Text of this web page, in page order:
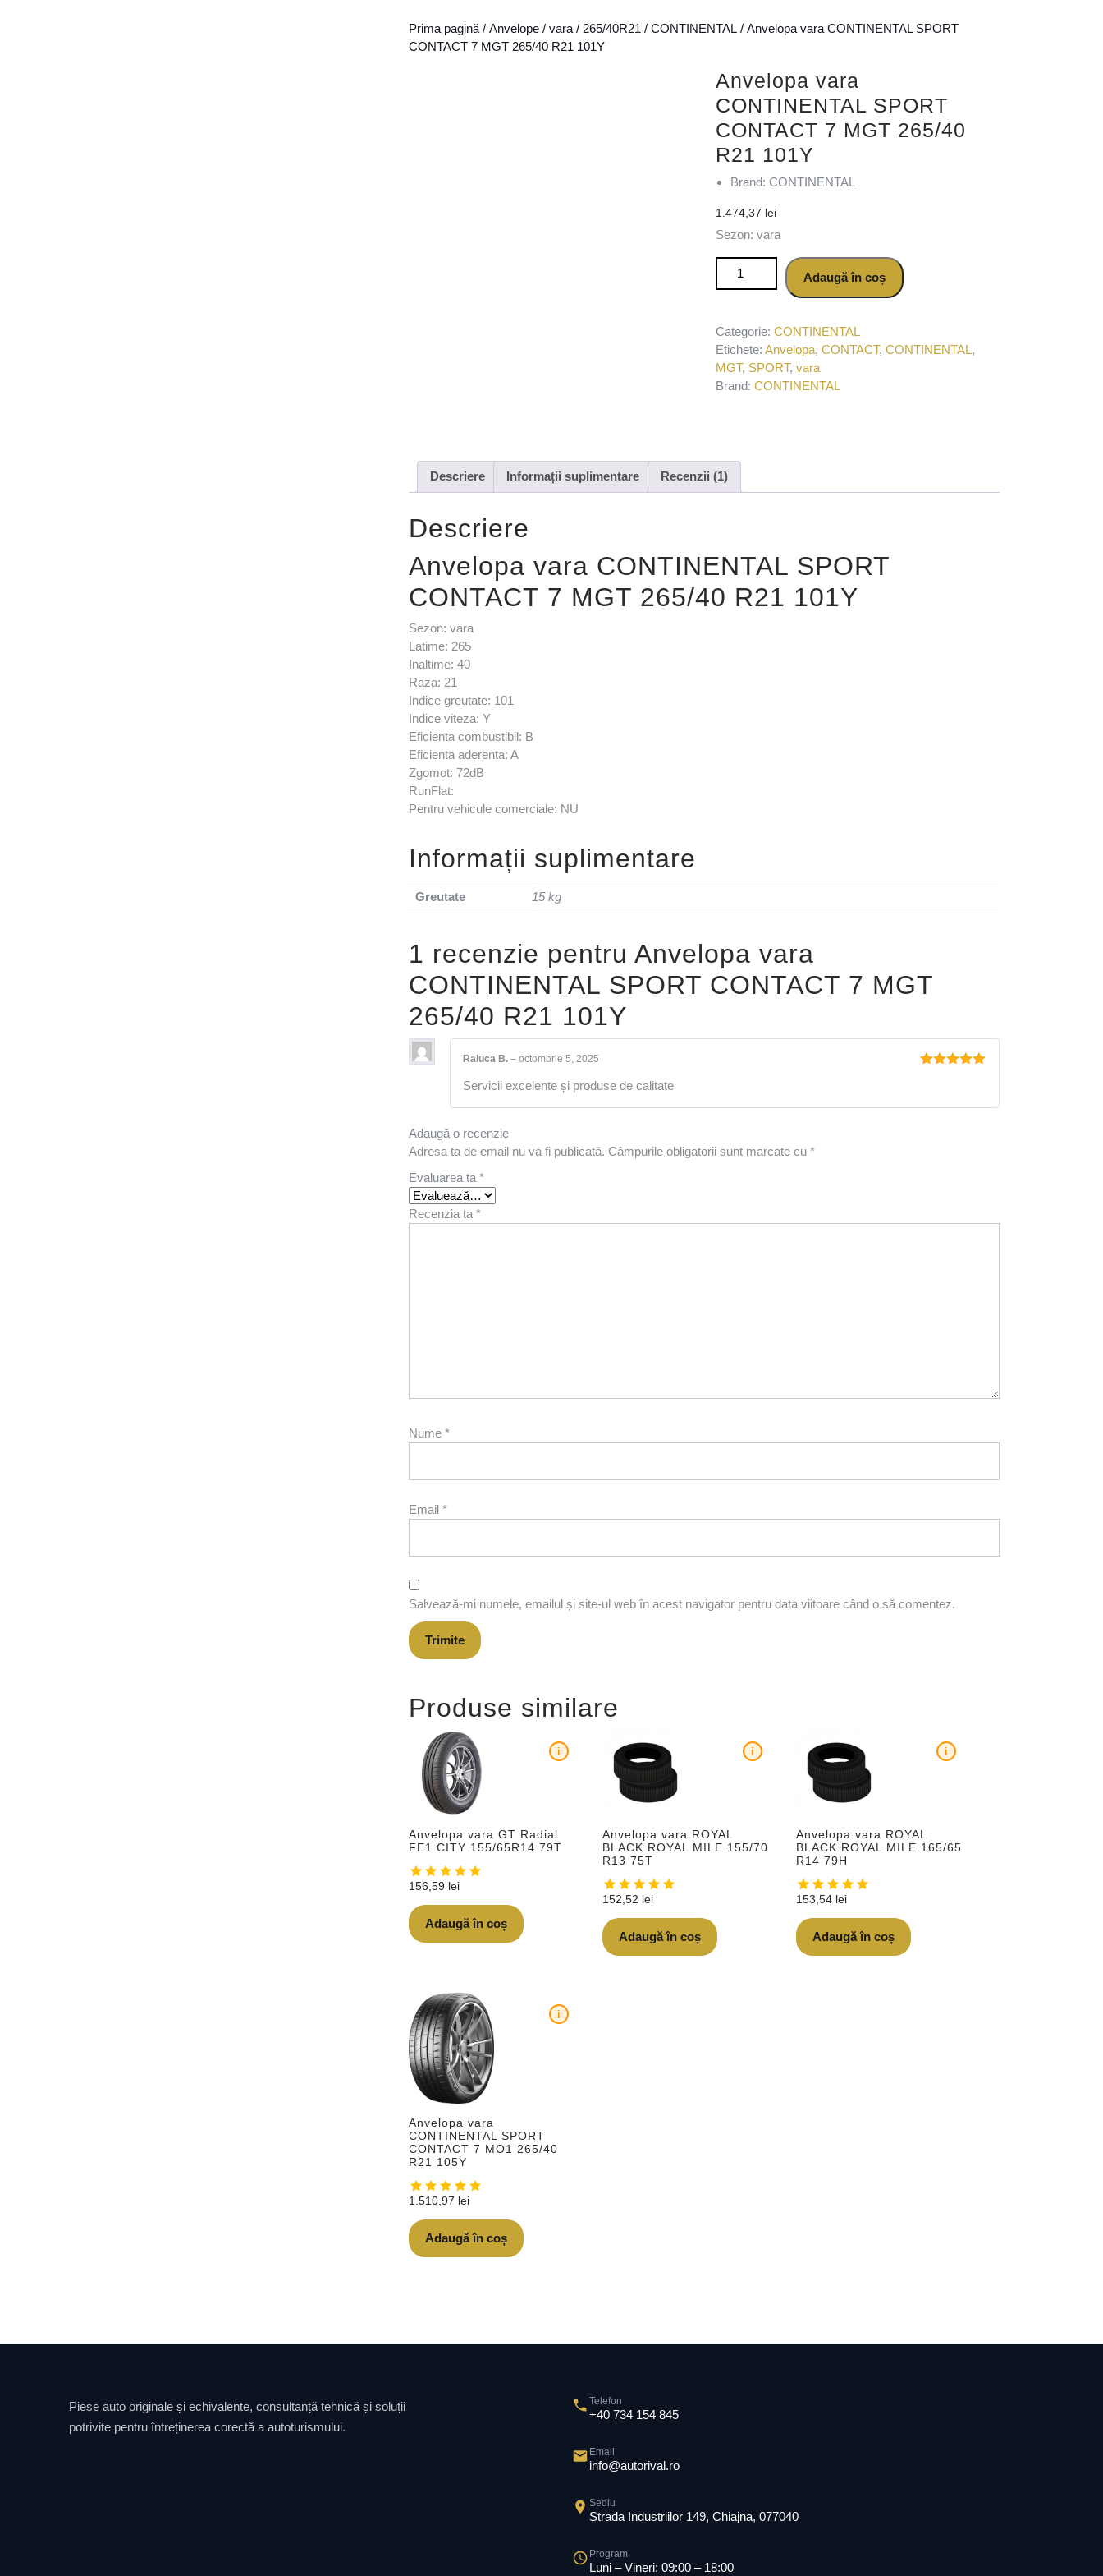
Prima pagină / Anvelope / vara / 265/40R21 / CONTINENTAL / Anvelopa vara CONTINENTAL SPORT
CONTACT 7 MGT 265/40 R21 101Y
Anvelopa vara
CONTINENTAL SPORT
CONTACT 7 MGT 265/40
R21 101Y
Brand: CONTINENTAL
1.474,37 lei
Sezon: vara
Cantitate Anvelopa vara CONTINENTAL SPORT CONTACT 7 MGT
Adaugă în coș
Categorie:CONTINENTAL
Etichete:Anvelopa,CONTACT,CONTINENTAL,
MGT, SPORT,vara
Brand:CONTINENTAL
Descriere Informații suplimentare Recenzii (1)
Descriere
Anvelopa vara CONTINENTAL SPORT
CONTACT 7 MGT 265/40 R21 101Y
Sezon: vara
Latime: 265
Inaltime: 40
Raza: 21
Indice greutate: 101
Indice viteza: Y
Eficienta combustibil: B
Eficienta aderenta: A
Zgomot: 72dB
RunFlat:
Pentru vehicule comerciale: NU
Informații suplimentare
Greutate 15 kg
1 recenzie pentru Anvelopa vara
CONTINENTAL SPORT CONTACT 7 MGT
265/40 R21 101Y
Raluca B. – octombrie 5, 2025
Servicii excelente și produse de calitate
Adaugă o recenzie
Adresa ta de email nu va fi publicată. Câmpurile obligatorii sunt marcate cu *
Evaluarea ta *
Recenzia ta *
Nume *
Email *
Salvează-mi numele, emailul și site-ul web în acest navigator pentru data viitoare când o să comentez.
Produse similare
Anvelopa vara GT Radial
FE1 CITY 155/65R14 79T
i
156,59 lei
Adaugă în coș
Anvelopa vara ROYAL
BLACK ROYAL MILE 155/70
R13 75T
i
152,52 lei
Adaugă în coș
Anvelopa vara ROYAL
BLACK ROYAL MILE 165/65
R14 79H
i
153,54 lei
Adaugă în coș
Anvelopa vara
CONTINENTAL SPORT
CONTACT 7 MO1 265/40
R21 105Y
i
1.510,97 lei
Adaugă în coș
Piese auto originale și echivalente, consultanță tehnică și soluții
potrivite pentru întreținerea corectă a autoturismului.
Telefon
+40 734 154 845
Email
info@autorival.ro
Sediu
Strada Industriilor 149, Chiajna, 077040
Program
Luni – Vineri: 09:00 – 18:00